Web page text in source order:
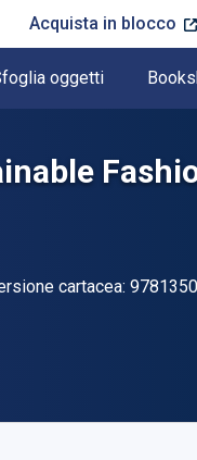
Acquista in blocco
oggetti
cartacea: